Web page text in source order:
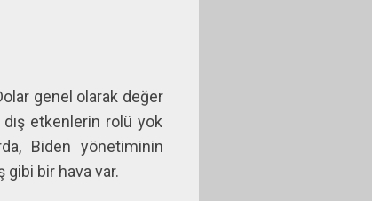
genel olarak değer
etkenlerin rolü yok
Biden yönetiminin
gibi bir hava var.